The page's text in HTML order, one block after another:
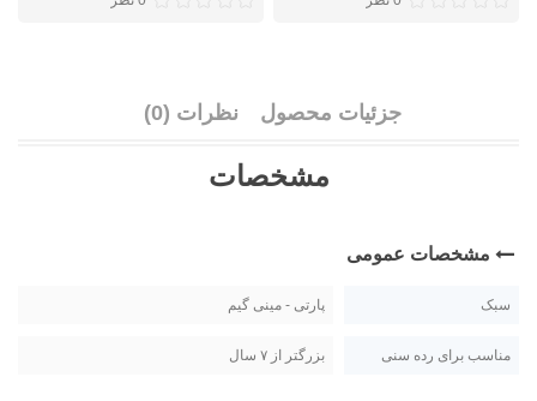
جزئیات محصول نظرات (0)
مشخصات
مشخصات عمومی
سبک پارتی - مینی گیم
مناسب برای رده سنی بزرگتر از ۷ سال